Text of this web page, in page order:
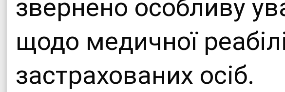
звернено особливу
щодо медичної
застрахованих осіб.